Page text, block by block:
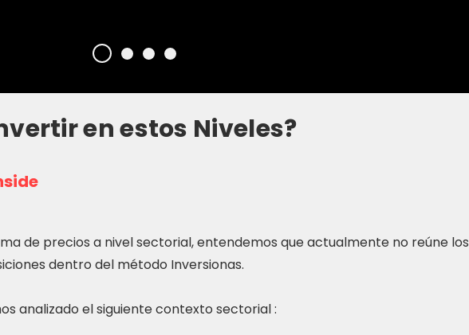
en estos Niveles?
de precios a nivel sectorial, entendemos que actualmente no reúne los
dentro del método Inversionas.
analizado el siguiente contexto sectorial :